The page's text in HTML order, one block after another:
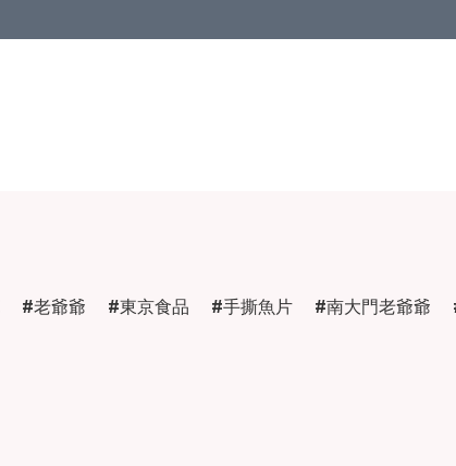
老爺爺 東京食品 手撕魚片 南大門老爺爺